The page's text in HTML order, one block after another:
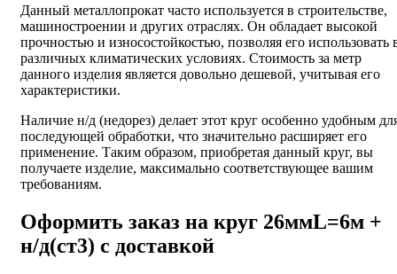
Данный металлопрокат часто используется в строительстве,
машиностроении и других отраслях. Он обладает высокой
прочностью и износостойкостью, позволяя его использовать
различных климатических условиях. Стоимость за метр
данного изделия является довольно дешевой, учитывая его
характеристики.
Наличие н/д (недорез) делает этот круг особенно удобным
последующей обработки, что значительно расширяет его
применение. Таким образом, приобретая данный круг, вы
получаете изделие, максимально соответствующее вашим
требованиям.
Оформить заказ на круг 26ммL=6м +
н/д(ст3) с доставкой